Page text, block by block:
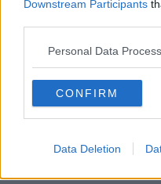
Downstream Participants
Personal Data
CONFIRM
Data Deletion
del confort ambientale e alla
quest’ottica, tra le altre
configurazione della linea di
agevolare tutti i segmenti di
ergonomica per favorire una
La sede di Volterra sarà a
venerdì dalle 8,20 alle 19,05